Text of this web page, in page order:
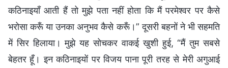
कठिनाइयाँ आती हैं तो मुझे पता नहीं होता कि मैं परमेश्वर पर कैसे
भरोसा करूँ या उनका अनुभव कैसे करूँ।” दूसरी बहनों ने भी सहमति
में सिर हिलाया। मुझे यह सोचकर वाकई खुशी हुई, “मैं तुम सबसे
बेहतर हूँ। इन कठिनाइयों पर विजय पाना पूरी तरह से मेरी अगुआई